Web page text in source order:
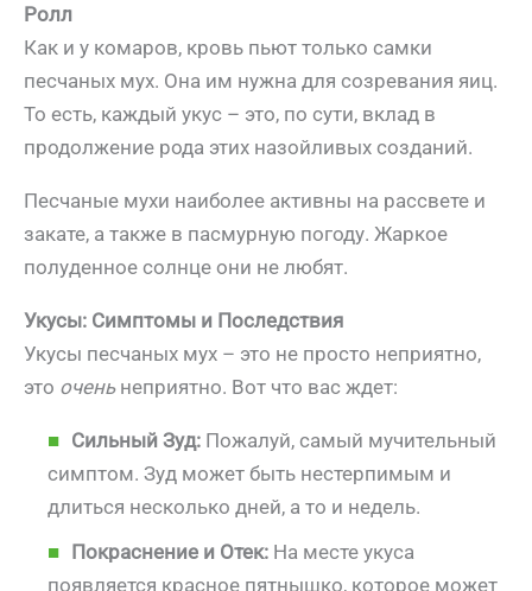
Ролл
Как и у комаров, кровь пьют только самки
песчаных мух. Она им нужна для созревания яиц.
То есть, каждый укус – это, по сути, вклад в
продолжение рода этих назойливых созданий.
Песчаные мухи наиболее активны на рассвете и
закате, а также в пасмурную погоду. Жаркое
полуденное солнце они не любят.
Укусы: Симптомы и Последствия
Укусы песчаных мух – это не просто неприятно,
это оченьнеприятно. Вот что вас ждет:
Сильный Зуд: Пожалуй, самый мучительный
симптом. Зуд может быть нестерпимым и
длиться несколько дней, а то и недель.
Покраснение и Отек: На месте укуса
появляется красное пятнышко, которое может